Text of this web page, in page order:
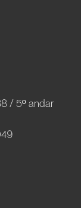
/ 5º andar